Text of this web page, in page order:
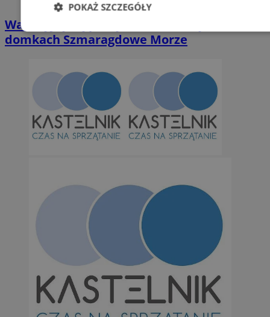
Wakacyjny wypoczynek nad Bałtykiem w
domkach Szmaragdowe Morze
POKAŻ SZCZEGÓŁY
Niezbędne Wydajność
Niesklasyfikowane
Niezbędne pliki cookie umożliwiają korzystanie z podstawowych
takich jak logowanie użytkownika i zarządzanie kontem. Bez
można prawidłowo korzystać ze strony internetowej.
orzesze.com.pl
QeSessID orzesze.com.pl